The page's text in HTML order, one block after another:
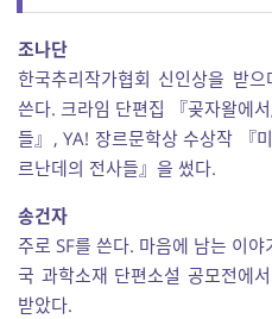
조나단
한국추리작가협회 신인상을 받
쓴다. 크라임 단편집 『곶자왈에
들』, YA! 장르문학상 수상작 『
르난데의 전사들』을 썼다.
송건자
주로 SF를 쓴다. 마음에 남는 이
국 과학소재 단편소설 공모전에
받았다.